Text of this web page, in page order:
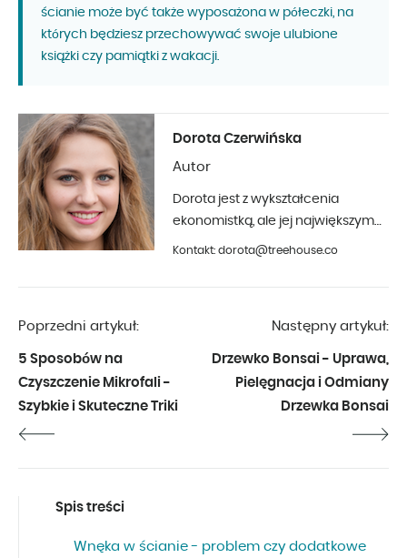
ścianie może być także wyposażona w półeczki, na
których będziesz przechowywać swoje ulubione
książki czy pamiątki z wakacji.
Dorota Czerwińska
Autor
Dorota jest z wykształcenia
ekonomistką, ale jej największym
hobby jest fotografia i aranżacja
od początku 2019 roku.
Kontakt: dorota@treehouse.co
Poprzedni artykuł:
5 Sposobów na
Czyszczenie Mikrofali -
Szybkie i Skuteczne Triki
Następny artykuł:
Drzewko Bonsai - Uprawa,
Pielęgnacja i Odmiany
Drzewka Bonsai
Spis treści
Wnęka w ścianie - problem czy dodatkowe